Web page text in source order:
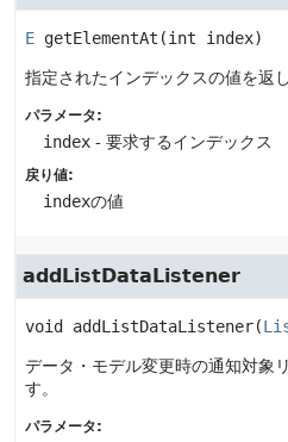
E getElementAt (int index)
指定されたインデックスの値を返し
パラメータ:
index - 要求するインデックス
戻り値:
indexの値
addListDataListener
void addListDataListener(
データ・モデル変更時の通知対象
す。
パラメータ: